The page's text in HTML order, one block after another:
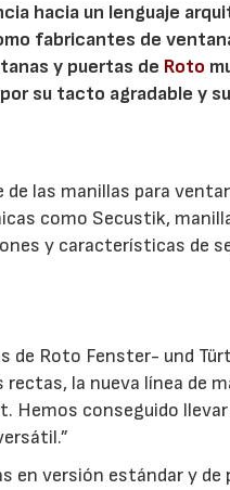
hacia un lenguaje
fabricantes de
y puertas de Roto
su tacto agradable y
las manillas para
como Secustik,
y características de
de Roto Fenster- und
la nueva línea de
conseguido
en versión estándar y
21/07/2026